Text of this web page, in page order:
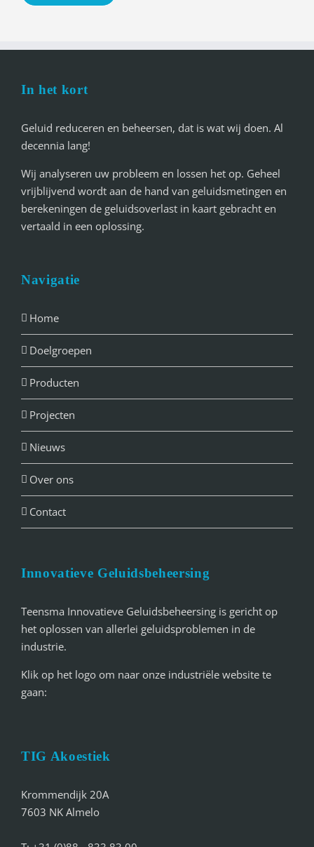
In het kort
Geluid reduceren en beheersen, dat is wat wij doen. Al
decennia lang!
Wij analyseren uw probleem en lossen het op. Geheel
vrijblijvend wordt aan de hand van geluidsmetingen en
berekeningen de geluidsoverlast in kaart gebracht en
vertaald in een oplossing.
Navigatie
Home
Doelgroepen
Producten
Projecten
Nieuws
Over ons
Contact
Innovatieve Geluidsbeheersing
Teensma Innovatieve Geluidsbeheersing is gericht op
het oplossen van allerlei geluidsproblemen in de
industrie.
Klik op het logo om naar onze industriële website te
gaan:
TIG Akoestiek
Krommendijk 20A
7603 NK Almelo